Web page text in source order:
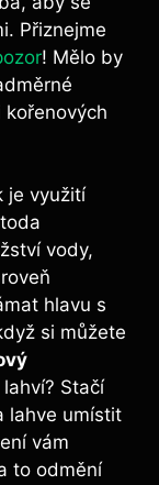
⁣Přiznejme
! Mělo ‌by
je využití
vody,
hlavu s
si můžete
Stačí
lahve umístit
vám
to odmění